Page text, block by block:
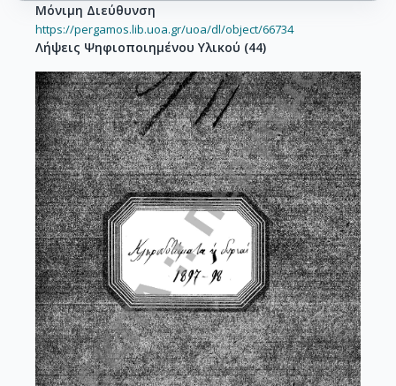
Μόνιμη Διεύθυνση
https://pergamos.lib.uoa.gr/uoa/dl/object/66734
Λήψεις Ψηφιοποιημένου Υλικού (44)